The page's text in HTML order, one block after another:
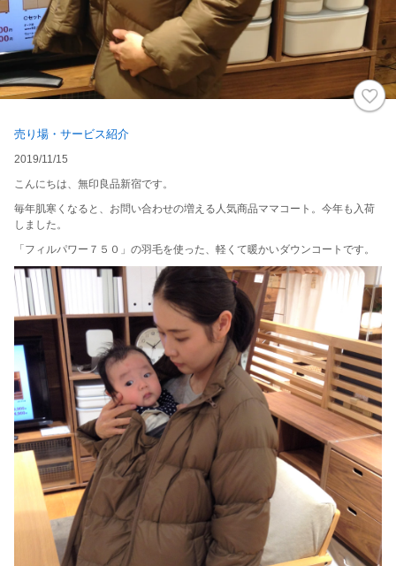
売り場・サービス紹介
2019/11/15
こんにちは、無印良品新宿です。
毎年肌寒くなると、お問い合わせの増える人気商品ママコート。今年も入荷
しました。
「フィルパワー７５０」の羽毛を使った、軽くて暖かいダウンコートです。